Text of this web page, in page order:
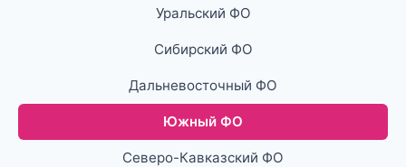
Уральский ФО
Сибирский ФО
Дальневосточный ФО
Южный ФО
Северо-Кавказский ФО